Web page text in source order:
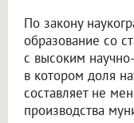
По закону
образование со
с высоким
в котором доля
составляет не
производства